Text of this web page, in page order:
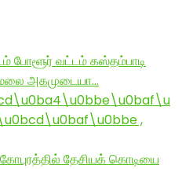
போளூர் வட்டம் கஸ்தம்பாடி
அகமுடையா…
,
தேசியக் கொடியை